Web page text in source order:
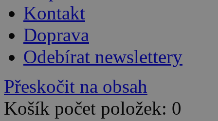
Kontakt
Doprava
Odebírat newslettery
Přeskočit na obsah
Košík počet položek: 0